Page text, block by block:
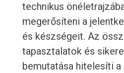
technikus
megerősíteni a
és készségeit. Az
tapasztalatok és
bemutatása hitelesíti a